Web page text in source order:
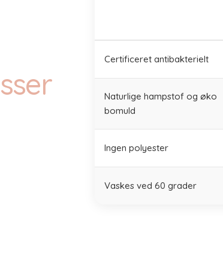
Certificeret antibakterielt
Naturlige hampstof og øko
bomuld
Ingen polyester
Vaskes ved 60 grader